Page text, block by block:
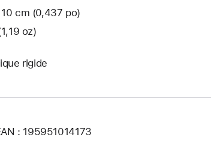
cm (0,437 po)
oz)
rigide
: 195951014173